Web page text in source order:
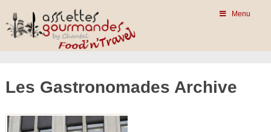
Menu
Les Gastronomades Archive